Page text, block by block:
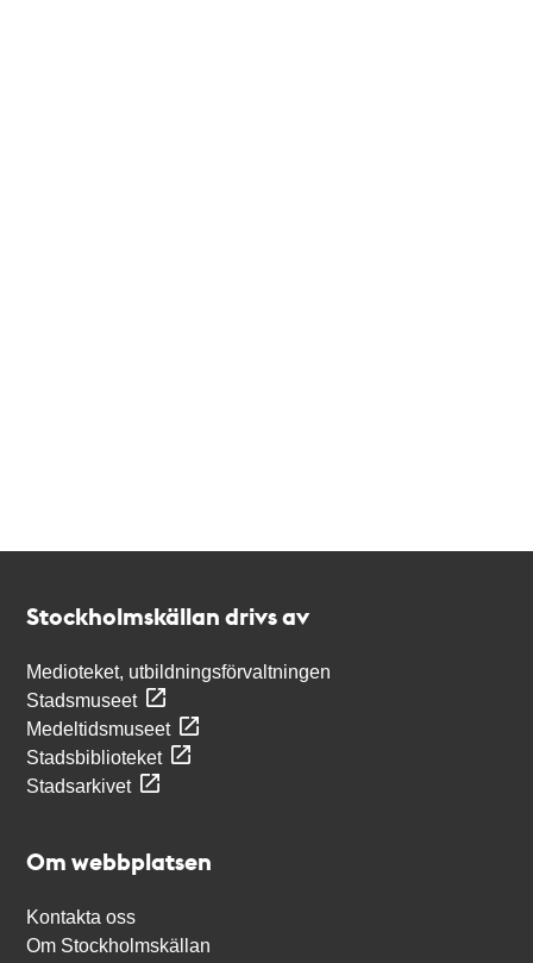
Stockholmskällan drivs av
Medioteket, utbildningsförvaltningen
Stadsmuseet
Medeltidsmuseet
Stadsbiblioteket
Stadsarkivet
Om webbplatsen
Kontakta oss
Om Stockholmskällan